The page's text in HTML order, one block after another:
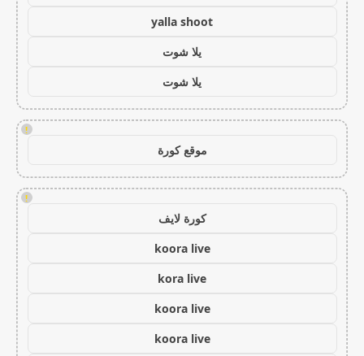
yalla shoot
يلا شوت
يلا شوت
!
موقع كورة
!
كورة لايف
koora live
kora live
koora live
koora live